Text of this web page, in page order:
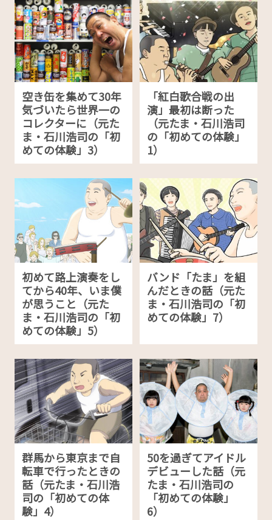
空き缶を集めて30年
気づいたら世界一の
コレクターに（元た
ま・石川浩司の「初
めての体験」3）
「紅白歌合戦の出
演」最初は断った
（元たま・石川浩司
の「初めての体験」
1）
初めて路上演奏をし
てから40年、いま僕
が思うこと（元た
ま・石川浩司の「初
めての体験」5）
バンド「たま」を組
んだときの話（元た
ま・石川浩司の「初
めての体験」7）
群馬から東京まで自
転車で行ったときの
話（元たま・石川浩
司の「初めての体
験」4）
50を過ぎてアイドル
デビューした話（元
たま・石川浩司の
「初めての体験」
6）